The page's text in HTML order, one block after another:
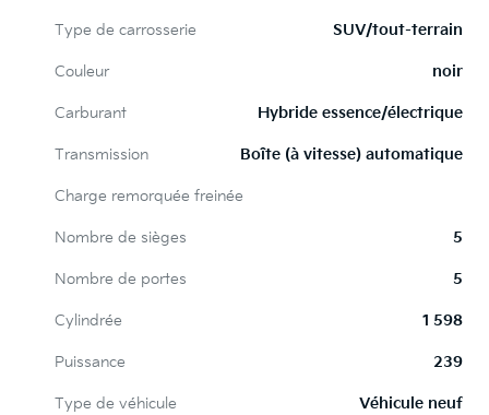
Type de carrosserie SUV/tout-terrain
Couleur noir
Carburant Hybride essence/électrique
Transmission Boîte (à vitesse) automatique
Charge remorquée freinée
Nombre de sièges 5
Nombre de portes 5
Cylindrée 1 598
Puissance 239
Type de véhicule Véhicule neuf